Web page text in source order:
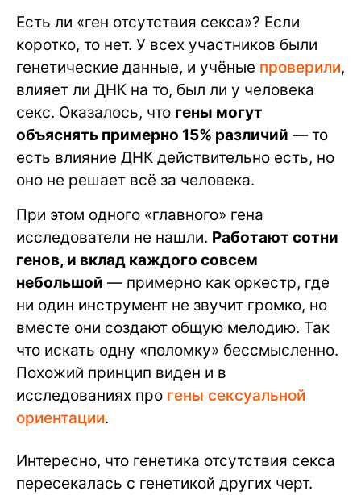
Есть ли «ген отсутствия секса»? Если
коротко, то нет. У всех участников были
генетические данные, и учёные проверили,
влияет ли ДНК на то, был ли у человека
секс. Оказалось, что гены могут
объяснять примерно 15% различий — то
есть влияние ДНК действительно есть, но
оно не решает всё за человека.
При этом одного «главного» гена
исследователи не нашли. Работают сотни
генов, и вклад каждого совсем
небольшой — примерно как оркестр, где
ни один инструмент не звучит громко, но
вместе они создают общую мелодию. Так
что искать одну «поломку» бессмысленно.
Похожий принцип виден и в
исследованиях про гены сексуальной
ориентации.
Интересно, что генетика отсутствия секса
пересекалась с генетикой других черт.